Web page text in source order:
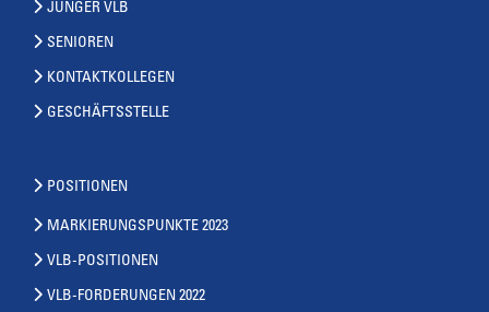
JUNGER VLB
SENIOREN
KONTAKTKOLLEGEN
GESCHÄFTSSTELLE
POSITIONEN
MARKIERUNGSPUNKTE 2023
VLB-POSITIONEN
VLB-FORDERUNGEN 2022